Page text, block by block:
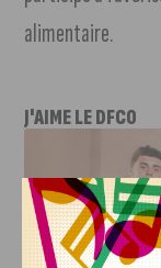
alimentaire.
J'AIME LE DFCO